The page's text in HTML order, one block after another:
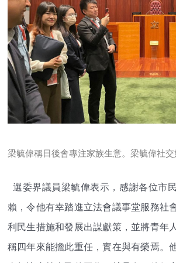
梁毓偉稱日後會專注家族生意。梁毓偉社
選委界議員梁毓偉表示，感謝各位市
賴，令他有幸踏進立法會議事堂服務社
利民生措施和發展出謀獻策，並將青年
稱四年來能擔此重任，實在與有榮焉。